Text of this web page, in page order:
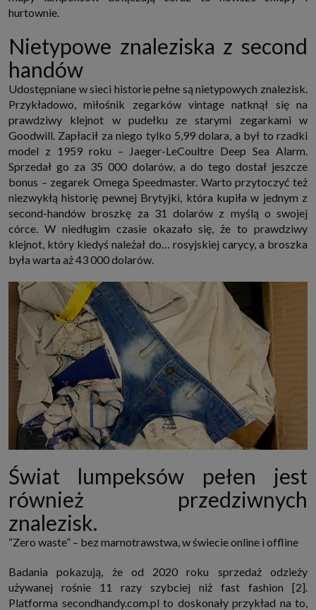
Partnerzy, którzy także chcą dopasowywać reklamy do Twoich preferencji.
które przeglądarka wysyła do serwera przy każdorazowym wejściu na
stronę z tego urządzenia, podczas gdy odwiedzasz strony w Internecie.
Szczegółową informację na temat plików cookie i ich funkcjonowania
znajdzieszpod tym linkiem
o tym jak zmienić ustawienia przeglądarki, aby ograniczyć lub wyłączyć
funkcjonowanie plików cookies itp. oraz jak usunąć takie pliki z Twojego
urządzenia.
Twoje uprawnienia
Przysługują Ci następujące uprawnienia wobec Twoich danych i ich
przetwarzania przez nas, inne podmioty z Grupy SAGIER i Zaufanych
chwili wycofać (cofnięcie zgody oczywiście nie uchyli zgodności z prawem
przetwarzania już dokonanego na jej podstawie);
2. Masz również prawo żądania dostępu do Twoich danych osobowych, ich
sprostowania, usunięcia lub ograniczenia przetwarzania, prawo do
przeniesienia danych, wyrażenia sprzeciwu wobec przetwarzania danych
oraz prawo do wniesienia skargi do organu nadzorczego, którym w Polsce
jest Prezes Urzędu Ochrony Danych Osobowych.
hurtownie.
Nietypowe znaleziska z second
handów
Udostępniane w sieci historie pełne są nietypowych znalezisk.
Przykładowo, miłośnik zegarków vintage natknął się na
prawdziwy klejnot w pudełku ze starymi zegarkami w
Goodwill. Zapłacił za niego tylko 5,99 dolara, a był to rzadki
model z 1959 roku – Jaeger-LeCoultre Deep Sea Alarm.
Sprzedał go za 35 000 dolarów, a do tego dostał jeszcze
bonus – zegarek Omega Speedmaster. Warto przytoczyć też
niezwykłą historię pewnej Brytyjki, która kupiła w jednym z
second-handów broszkę za 31 dolarów z myślą o swojej
córce. W niedługim czasie okazało się, że to prawdziwy
klejnot, który kiedyś należał do… rosyjskiej carycy, a broszka
była warta aż 43 000 dolarów.
Świat lumpeksów pełen jest
również przedziwnych
znalezisk.
“Zero waste” – bez marnotrawstwa, w świecie online i offline
Badania pokazują, że od 2020 roku sprzedaż odzieży
używanej rośnie 11 razy szybciej niż fast fashion [2].
Platforma secondhandy.com.pl to doskonały przykład na to,